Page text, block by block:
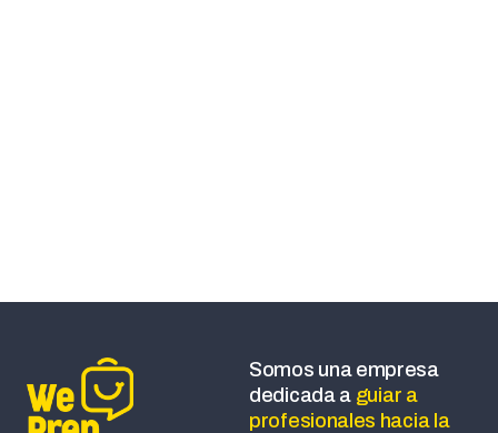
Somos una empresa
dedicada a guiar a
profesionales hacia la